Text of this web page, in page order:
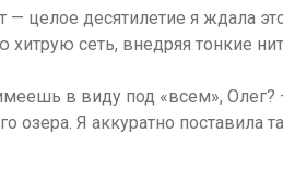
— целое десятилетие я ждала
хитрую сеть, внедряя тонкие
в виду под «всем», Олег?
озера. Я аккуратно поставила